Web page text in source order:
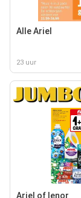
Alle Ariel
23 uur
Ariel of lenor